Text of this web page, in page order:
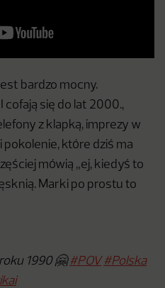
bardzo mocny.
się do lat 2000.,
z klapką, imprezy w
pokolenie, które dziś ma
mówią „ej, kiedyś to
Marki po prostu to
1990 🤗#POV #Polska